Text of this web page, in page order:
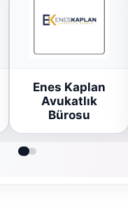
Enes Kaplan
Avukatlık
Bürosu